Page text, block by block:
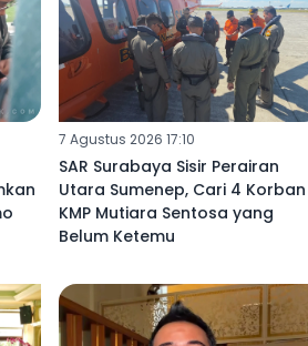
7 Agustus 2026 17:10
SAR Surabaya Sisir Perairan
Utara Sumenep, Cari 4 Korban
KMP Mutiara Sentosa yang
Belum Ketemu